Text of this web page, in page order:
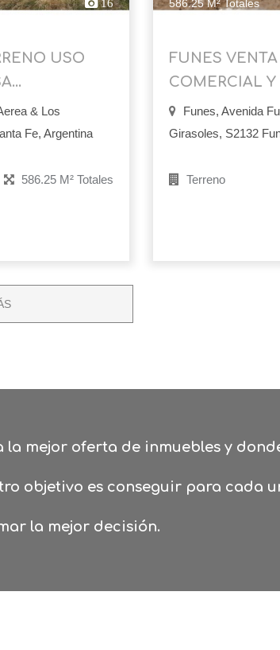
16
USO
& Los
Fe, Argentina
586.25 M² Totales
586.25 M² Totales
FUNES
COMERCIAL Y
Funes, Avenida
Girasoles, S2132
Terreno
mejor oferta de inmuebles y
objetivo es conseguir para cada
la mejor decisión.